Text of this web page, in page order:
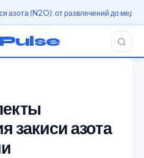
(N2O): от развлечений до медицины
Pulse
закиси азота